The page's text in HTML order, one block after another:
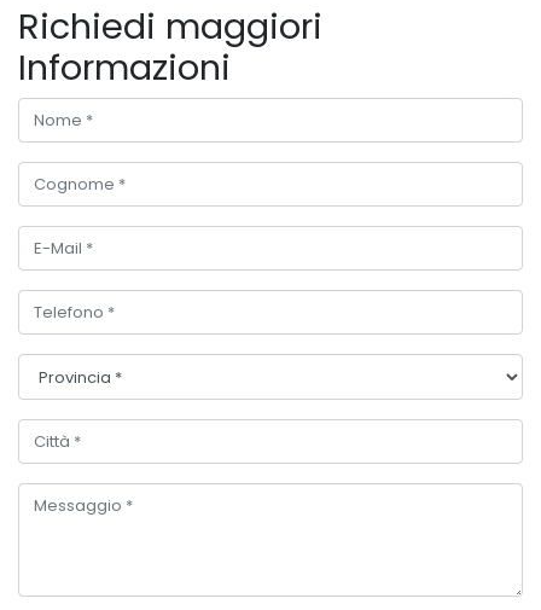
Richiedi maggiori
Informazioni